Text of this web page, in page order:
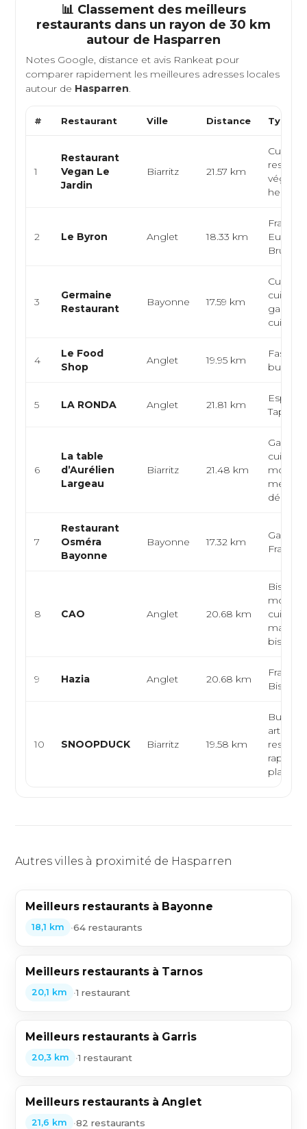
📊 Classement des meilleurs
restaurants dans un rayon de 30 km
autour de Hasparren
Notes Google, distance et avis Rankeat pour
comparer rapidement les meilleures adresses locales
autour de Hasparren.
# Restaurant Ville Distance Type
1
Restaurant
Vegan Le
Jardin
Biarritz 21.57 km
Cuisine
healthy,
2 Le Byron Anglet 18.33 km
Brunch
3
Germaine
Restaurant
Bayonne 17.59 km
Cuisine
cuisine
cuisine
4
Le Food
Shop
Anglet 19.95 km
Fast
5 LA RONDA Anglet 21.81 km
Tapas
6
La table
d’Aurélien
Largeau
Biarritz 21.48 km
cuisine
menus
7
Restaurant
Osméra
Bayonne
Bayonne 17.32 km
8 CAO Anglet 20.68 km
Bistrot
cuisine
marché,
9 Hazia Anglet 20.68 km
Bistrot
10 SNOOPDUCK Biarritz 19.58 km
Burgers
rapide,
plat...
Autres villes à proximité de Hasparren
Meilleurs restaurants à Bayonne
18,1 km •64 restaurants
Meilleurs restaurants à Tarnos
20,1 km •1 restaurant
Meilleurs restaurants à Garris
20,3 km •1 restaurant
Meilleurs restaurants à Anglet
21,6 km •82 restaurants